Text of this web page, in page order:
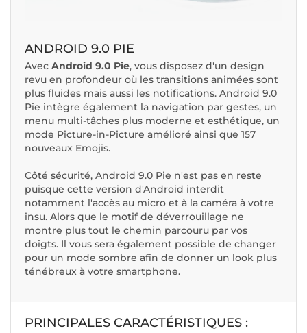
ANDROID 9.0 PIE
Avec Android 9.0 Pie, vous disposez d'un design
revu en profondeur où les transitions animées sont
plus fluides mais aussi les notifications. Android 9.0
Pie intègre également la navigation par gestes, un
menu multi-tâches plus moderne et esthétique, un
mode Picture-in-Picture amélioré ainsi que 157
nouveaux Emojis.
Côté sécurité, Android 9.0 Pie n'est pas en reste
puisque cette version d'Android interdit
notamment l'accès au micro et à la caméra à votre
insu. Alors que le motif de déverrouillage ne
montre plus tout le chemin parcouru par vos
doigts. Il vous sera également possible de changer
pour un mode sombre afin de donner un look plus
ténébreux à votre smartphone.
PRINCIPALES CARACTÉRISTIQUES :